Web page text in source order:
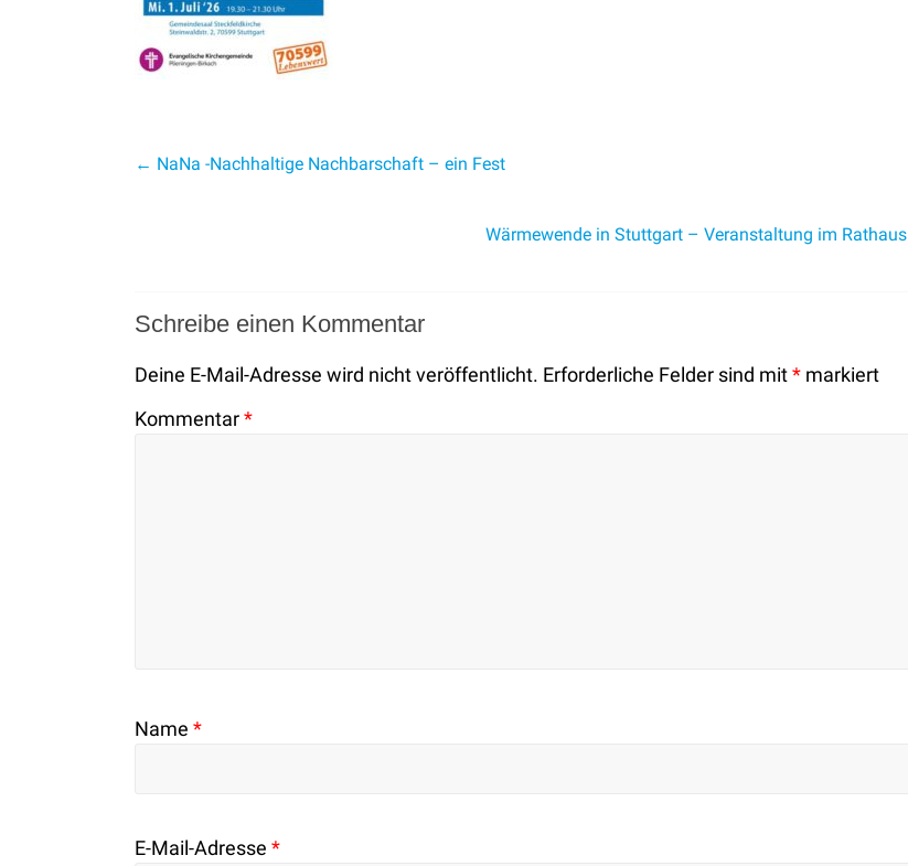
← NaNa -Nachhaltige Nachbarschaft – ein Fest
Wärmewende in Stuttgart – Veranstaltung im Rathaus
Schreibe einen Kommentar
Deine E-Mail-Adresse wird nicht veröffentlicht. Erforderliche Felder sind mit* markiert
Kommentar*
Name *
E-Mail-Adresse *